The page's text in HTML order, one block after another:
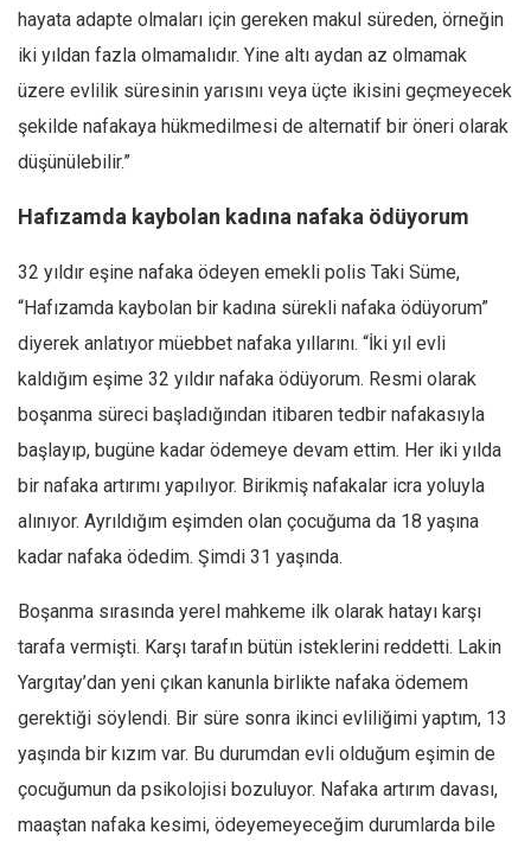
hayata adapte olmaları için gereken makul süreden, örneğin
iki yıldan fazla olmamalıdır. Yine altı aydan az olmamak
üzere evlilik süresinin yarısını veya üçte ikisini geçmeyecek
şekilde nafakaya hükmedilmesi de alternatif bir öneri olarak
düşünülebilir.”
Hafızamda kaybolan kadına nafaka ödüyorum
32 yıldır eşine nafaka ödeyen emekli polis Taki Süme,
“Hafızamda kaybolan bir kadına sürekli nafaka ödüyorum”
diyerek anlatıyor müebbet nafaka yıllarını. “İki yıl evli
kaldığım eşime 32 yıldır nafaka ödüyorum. Resmi olarak
boşanma süreci başladığından itibaren tedbir nafakasıyla
başlayıp, bugüne kadar ödemeye devam ettim. Her iki yılda
bir nafaka artırımı yapılıyor. Birikmiş nafakalar icra yoluyla
alınıyor. Ayrıldığım eşimden olan çocuğuma da 18 yaşına
kadar nafaka ödedim. Şimdi 31 yaşında.
Boşanma sırasında yerel mahkeme ilk olarak hatayı karşı
tarafa vermişti. Karşı tarafın bütün isteklerini reddetti. Lakin
Yargıtay’dan yeni çıkan kanunla birlikte nafaka ödemem
gerektiği söylendi. Bir süre sonra ikinci evliliğimi yaptım, 13
yaşında bir kızım var. Bu durumdan evli olduğum eşimin de
çocuğumun da psikolojisi bozuluyor. Nafaka artırım davası,
maaştan nafaka kesimi, ödeyemeyeceğim durumlarda bile